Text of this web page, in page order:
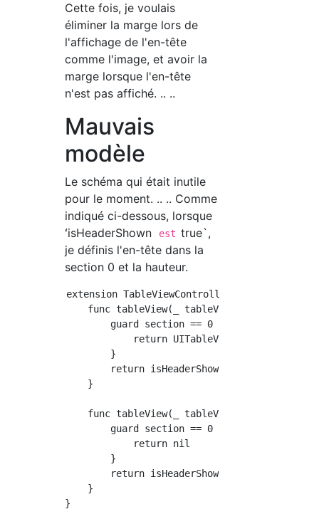
Cette fois, je voulais
éliminer la marge lors de
l'affichage de l'en-tête
comme l'image, et avoir la
marge lorsque l'en-tête
n'est pas affiché. .. ..
Mauvais
modèle
Le schéma qui était inutile
pour le moment. .. .. Comme
indiqué ci-dessous, lorsque
ʻisHeaderShown
est true`,
je définis l'en-tête dans la
section 0 et la hauteur.
extension TableViewController:
func tableView(_ tableView:
        guard section == 0 else {
return
        }
return isHeaderShown ? 50 :
    }
func tableView(_ tableView:
        guard section == 0 else {
            return nil
        }
return isHeaderShown ? HeaderView()
    }